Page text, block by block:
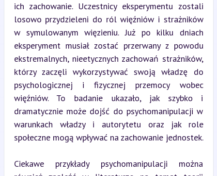
ich zachowanie. Uczestnicy eksperymentu zostali
losowo przydzieleni do ról więźniów i strażników
w symulowanym więzieniu. Już po kilku dniach
eksperyment musiał zostać przerwany z powodu
ekstremalnych, nieetycznych zachowań strażników,
którzy zaczęli wykorzystywać swoją władzę do
psychologicznej i fizycznej przemocy wobec
więźniów. To badanie ukazało, jak szybko i
dramatycznie może dojść do psychomanipulacji w
warunkach władzy i autorytetu oraz jak role
społeczne mogą wpływać na zachowanie jednostek.
Ciekawe przykłady psychomanipulacji można